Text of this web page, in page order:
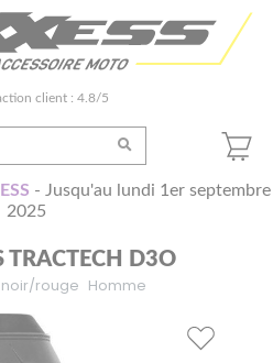
client : 4.8/5
- Jusqu'au lundi 1er septembre
2025
TRACTECH D3O
noir/rouge Homme